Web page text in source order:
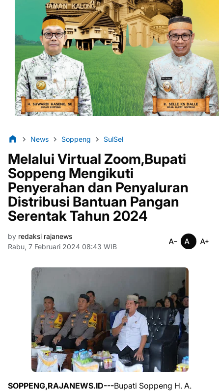
News Soppeng SulSel
Melalui Virtual Zoom,Bupati
Soppeng Mengikuti
Penyerahan dan Penyaluran
Distribusi Bantuan Pangan
Serentak Tahun 2024
by redaksi rajanews
Rabu, 7 Februari 2024 08:43 WIB
SOPPENG,RAJANEWS.ID---Bupati Soppeng H. A.